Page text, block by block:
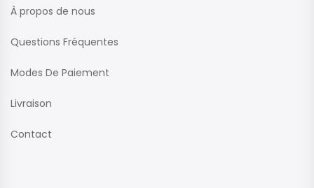
À propos de nous
Questions Fréquentes
Modes De Paiement
Livraison
Contact